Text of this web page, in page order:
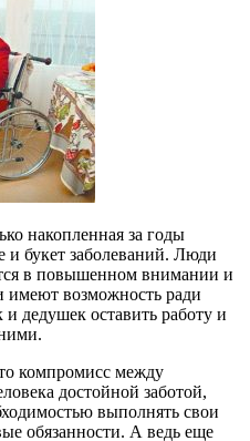
накопленная за годы
букет заболеваний. Люди
в повышенном внимании и
имеют возможность ради
дедушек оставить работу и
компромисс между
достойной заботой,
выполнять свои
обязанности. А ведь еще